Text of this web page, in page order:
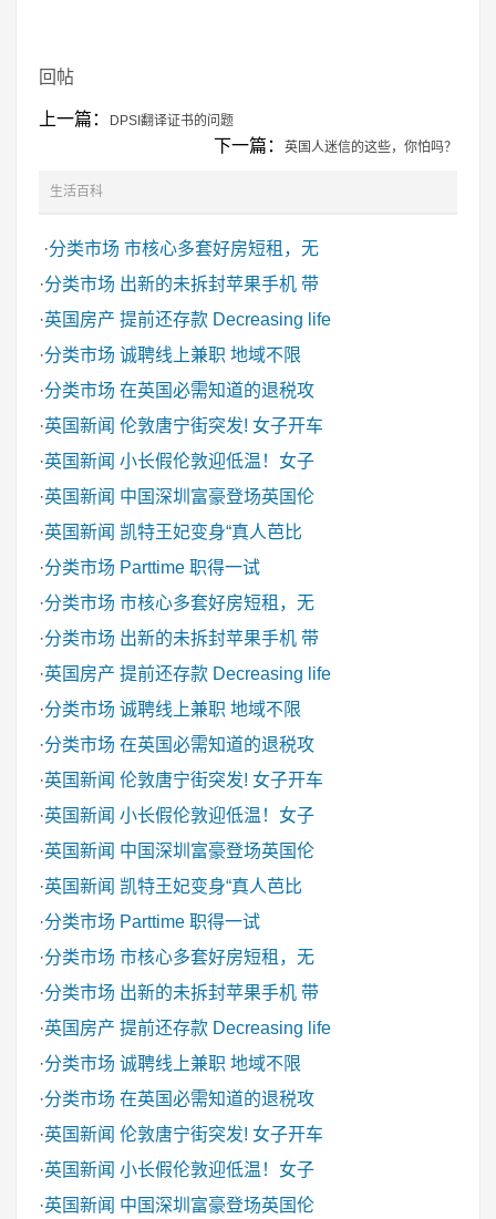
回帖
上一篇： DPSI翻译证书的问题
下一篇： 英国人迷信的这些，你怕吗？
生活百科
·分类市场 市核心多套好房短租，无
·分类市场 出新的未拆封苹果手机 带
·英国房产 提前还存款 Decreasing life
·分类市场 诚聘线上兼职 地域不限
·分类市场 在英国必需知道的退税攻
·英国新闻 伦敦唐宁街突发! 女子开车
·英国新闻 小长假伦敦迎低温！女子
·英国新闻 中国深圳富豪登场英国伦
·英国新闻 凯特王妃变身“真人芭比
·分类市场 Parttime 职得一试
·分类市场 市核心多套好房短租，无
·分类市场 出新的未拆封苹果手机 带
·英国房产 提前还存款 Decreasing life
·分类市场 诚聘线上兼职 地域不限
·分类市场 在英国必需知道的退税攻
·英国新闻 伦敦唐宁街突发! 女子开车
·英国新闻 小长假伦敦迎低温！女子
·英国新闻 中国深圳富豪登场英国伦
·英国新闻 凯特王妃变身“真人芭比
·分类市场 Parttime 职得一试
·分类市场 市核心多套好房短租，无
·分类市场 出新的未拆封苹果手机 带
·英国房产 提前还存款 Decreasing life
·分类市场 诚聘线上兼职 地域不限
·分类市场 在英国必需知道的退税攻
·英国新闻 伦敦唐宁街突发! 女子开车
·英国新闻 小长假伦敦迎低温！女子
·英国新闻 中国深圳富豪登场英国伦